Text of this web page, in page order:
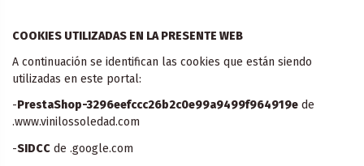
COOKIES UTILIZADAS EN LA PRESENTE WEB
A continuación se identifican las cookies que están siendo
utilizadas en este portal:
-PrestaShop-3296eefccc26b2c0e99a9499f964919e de
.www.vinilossoledad.com
-SIDCC de .google.com